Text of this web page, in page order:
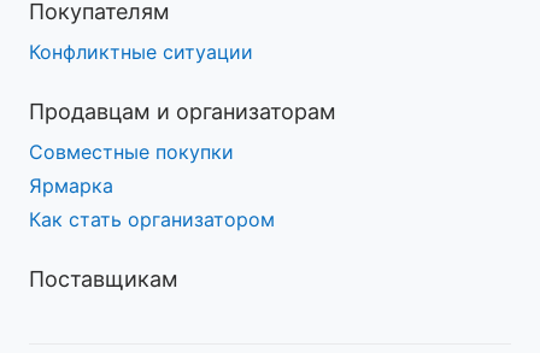
Покупателям
Конфликтные ситуации
Продавцам и организаторам
Совместные покупки
Ярмарка
Как стать организатором
Поставщикам